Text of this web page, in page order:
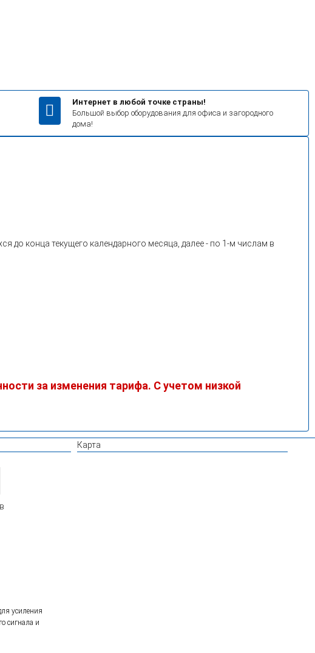
Интернет в любой точке страны!
Большой выбор оборудования для офиса и загородного
дома!
до конца текущего календарного месяца, далее - по 1-м числам в
за изменения тарифа. С учетом низкой
Карта
усиления
сигнала и